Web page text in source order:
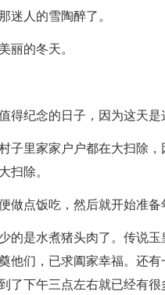
迷人的雪陶醉了。
的冬天。
得纪念的日子，因为这天
子里家家户户都在大扫除
扫除。
做点饭吃，然后就开始准备
的是水煮猪头肉了。传说
他们，已求阖家幸福。还
了下午三点左右就已经有